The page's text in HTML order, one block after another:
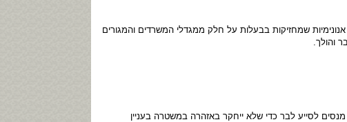
שמחזיקות בבעלות על חלק ממגדלי המשרדים והמגורים
והולך.
לסייע לבר כדי שלא ייחקר באזהרה במשטרה בעניין